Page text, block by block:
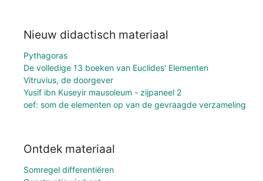
Nieuw didactisch materiaal
Pythagoras
De volledige 13 boeken van Euclides' Elementen
Vitruvius, de doorgever
Yusif ibn Kuseyir mausoleum - zijpaneel 2
oef: som de elementen op van de gevraagde verzameling
Ontdek materiaal
Somregel differentiëren